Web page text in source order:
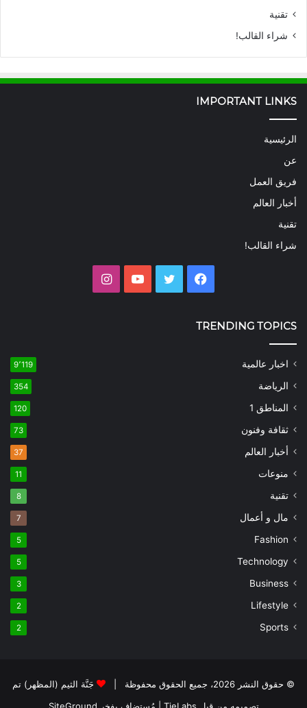
تقنية
شراء القالب!
IMPORTANT LINKS
الرئيسية
عن
فريق العمل
أخبار العالم
تقنية
شراء القالب!
فيسبوك تويتر يوتيوب
TRENDING TOPICS
اخبار عالمية 9٬119
الرياضة 354
المناطق 1 120
ثقافة وفنون 73
أخبار العالم 37
منوعات 11
تقنية 8
مال و أعمال 7
Fashion
5
Technology
5
Business
3
Lifestyle
2
Sports
2
© حقوق النشر 2026، جميع الحقوق محفوظة |
جَنَّة الثيم (المظهر) تم